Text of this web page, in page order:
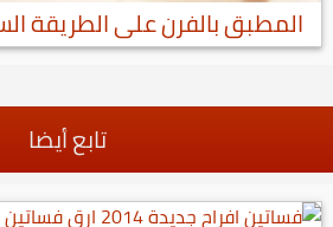
المطبق بالفرن على الطريقة
تابع أيضا